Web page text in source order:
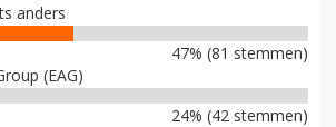
anders
47% (81 stemmen)
(EAG)
24% (42 stemmen)